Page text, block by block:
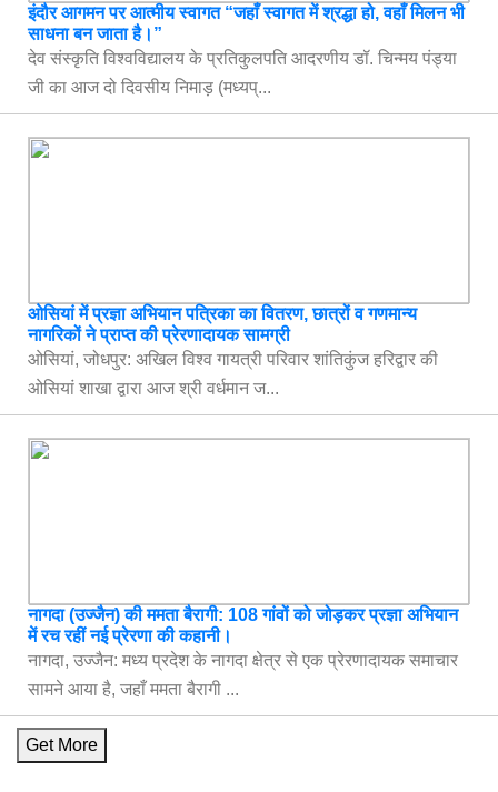
इंदौर आगमन पर आत्मीय स्वागत “जहाँ स्वागत में श्रद्धा हो, वहाँ मिलन भी
साधना बन जाता है।”
देव संस्कृति विश्वविद्यालय के प्रतिकुलपति आदरणीय डॉ. चिन्मय पंड्या
जी का आज दो दिवसीय निमाड़ (मध्यप्...
ओसियां में प्रज्ञा अभियान पत्रिका का वितरण, छात्रों व गणमान्य
नागरिकों ने प्राप्त की प्रेरणादायक सामग्री
ओसियां, जोधपुर: अखिल विश्व गायत्री परिवार शांतिकुंज हरिद्वार की
ओसियां शाखा द्वारा आज श्री वर्धमान ज...
नागदा (उज्जैन) की ममता बैरागी: 108 गांवों को जोड़कर प्रज्ञा अभियान
में रच रहीं नई प्रेरणा की कहानी।
नागदा, उज्जैन: मध्य प्रदेश के नागदा क्षेत्र से एक प्रेरणादायक समाचार
सामने आया है, जहाँ ममता बैरागी ...
Get More